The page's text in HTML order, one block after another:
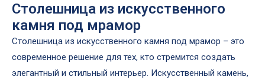
Столешница из искусственного
камня под мрамор
Столешница из искусственного камня под мрамор – это
современное решение для тех, кто стремится создать
элегантный и стильный интерьер. Искусственный камень,